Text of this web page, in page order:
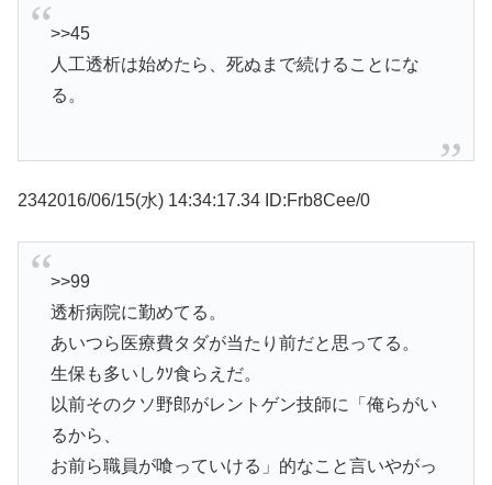
>>45
人工透析は始めたら、死ぬまで続けることにな
る。
2342016/06/15(水) 14:34:17.34 ID:Frb8Cee/0
>>99
透析病院に勤めてる。
あいつら医療費タダが当たり前だと思ってる。
生保も多いしｸｿ食らえだ。
以前そのクソ野郎がレントゲン技師に「俺らがい
るから、
お前ら職員が喰っていける」的なこと言いやがっ